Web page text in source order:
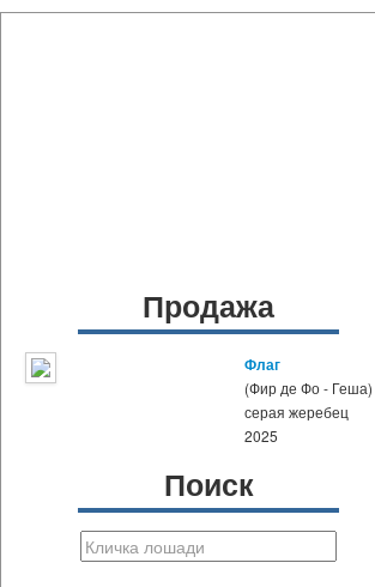
Продажа
Флаг
(Фир де Фо - Геша)
серая жеребец
2025
Поиск